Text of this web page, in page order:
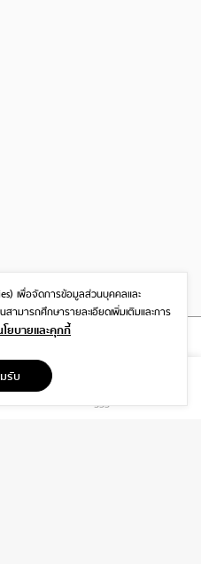
รีวิว
ถ.ศรีวรา พลับพลา วังทองหลาง
เพื่อจัดการข้อมูลส่วนบุคคลและ
สามารถศึกษารายละเอียดเพิ่มเติมและการ
ยบายและคุกกี้
รับ